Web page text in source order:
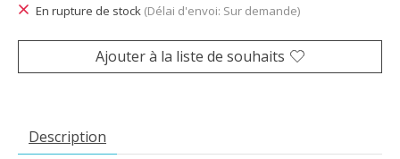
En rupture de stock (Délai d'envoi: Sur demande)
Ajouter à la liste de souhaits
Description